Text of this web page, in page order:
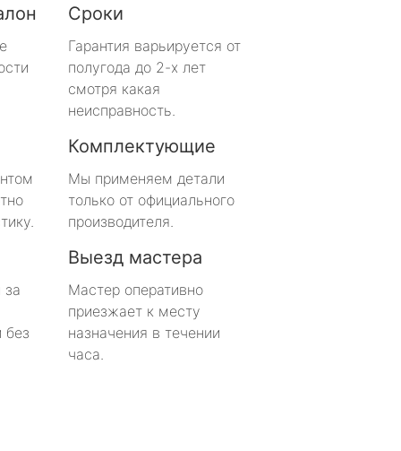
Сроки
Гарантия варьируется от
полугода до 2-х лет
смотря какая
неисправность.
Комплектующие
Мы применяем детали
только от официального
производителя.
за
без
Выезд мастера
Мастер оперативно
приезжает к месту
назначения в течении
часа.